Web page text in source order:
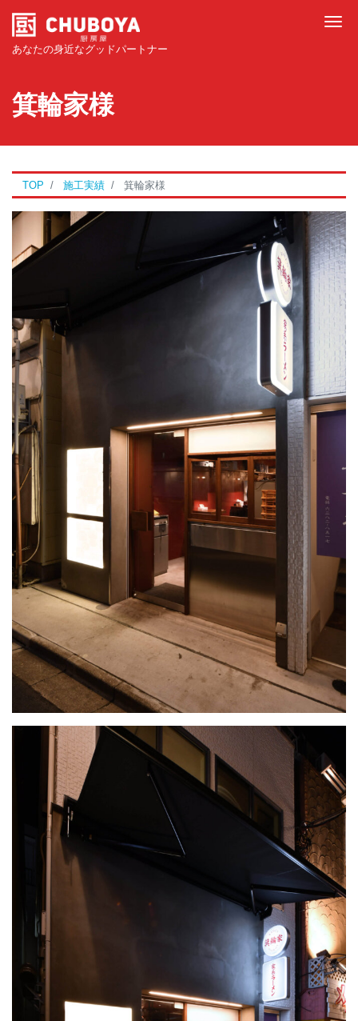
あなたの身近なグッドパートナー
箕輪家様
TOP 施工実績 箕輪家様